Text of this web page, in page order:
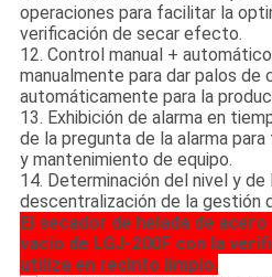
operaciones para facilitar la
verificación de secar efecto.
12. Control manual +
manualmente para dar palos de
automáticamente para la
13. Exhibición de alarma en
de la pregunta de la alarma
y mantenimiento de equipo.
14. Determinación del nivel y
descentralización de la gestión
El secador de helada de
vacío de LGJ-200F con la
utiliza en recinto limpio.